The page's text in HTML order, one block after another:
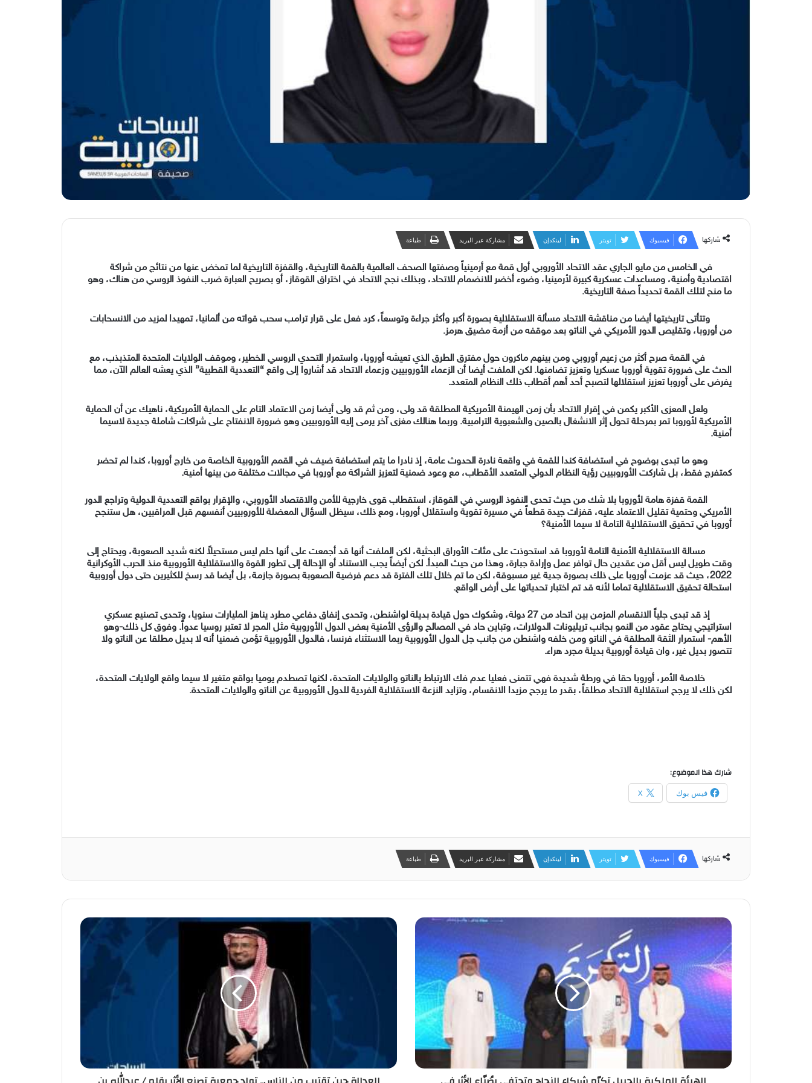
شاركها فيسبوك تويتر لينكدإن مشاركة عبر البريد طباعة
في الخامس من مايو الجاري عقد الاتحاد الأوروبي أول قمة مع أرمينياً وصفتها الصحف العالمية بالقمة التاريخية، والقفزة التاريخية لما تمخض عنها من نتائج من شراكة
اقتصادية وأمنية، ومساعدات عسكرية كبيرة لأرمينيا، وضوء أخضر للانضمام للاتحاد، وبذلك نجح الاتحاد في اختراق القوقاز، أو بصريح العبارة ضرب النفوذ الروسي من هناك، وهو
ما منح لتلك القمة تحديداً صفة التاريخية.
وتتأتى تاريخيتها أيضا من مناقشة الاتحاد مسألة الاستقلالية بصورة أكبر وأكثر جراءة وتوسعاً، كرد فعل على قرار ترامب سحب قواته من ألمانيا، تمهيدا لمزيد من الانسحابات
من أوروبا، وتقليص الدور الأمريكي في الناتو بعد موقفه من أزمة مضيق هرمز.
في القمة صرح أكثر من زعيم أوروبي ومن بينهم ماكرون حول مفترق الطرق الذي تعيشه أوروبا، واستمرار التحدي الروسي الخطير، وموقف الولايات المتحدة المتذبذب، مع
الحث على ضرورة تقوية أوروبا عسكريا وتعزيز تضامنها. لكن الملفت أيضا أن الزعماء الأوروبيين وزعماء الاتحاد قد أشاروا إلى واقع “التعددية القطبية” الذي يعشه العالم الآن، مما
يفرض على أوروبا تعزيز استقلالها لتصبح أحد أهم أقطاب ذلك النظام المتعدد.
ولعل المعزى الأكبر يكمن في إقرار الاتحاد بأن زمن الهيمنة الأمريكية المطلقة قد ولى، ومن ثم قد ولى أيضا زمن الاعتماد التام على الحماية الأمريكية، ناهيك عن أن الحماية
الأمريكية لأوروبا تمر بمرحلة تحول إثر الانشغال بالصين والشعبوية الترامبية. وربما هنالك مغزى آخر يرمى إليه الأوروبيين وهو ضرورة الانفتاح على شراكات شاملة جديدة لاسيما
أمنية.
وهو ما تبدى بوضوح في استضافة كندا للقمة في واقعة نادرة الحدوث عامة، إذ نادرا ما يتم استضافة ضيف في القمم الأوروبية الخاصة من خارج أوروبا، كندا لم تحضر
كمتفرج فقط، بل شاركت الأوروبيين رؤية النظام الدولي المتعدد الأقطاب، مع وعود ضمنية لتعزيز الشراكة مع أوروبا في مجالات مختلفة من بينها أمنية.
القمة قفزة هامة لأوروبا بلا شك من حيث تحدى النفوذ الروسي في القوقاز، استقطاب قوى خارجية للأمن والاقتصاد الأوروبي، والإقرار بواقع التعددية الدولية وتراجع الدور
الأمريكي وحتمية تقليل الاعتماد عليه، قفزات جيدة قطعاً في مسيرة تقوية واستقلال أوروبا، ومع ذلك، سيظل السؤال المعضلة للأوروبيين أنفسهم قبل المراقبين، هل ستنجح
أوروبا في تحقيق الاستقلالية التامة لا سيما الأمنية؟
مسالة الاستقلالية الأمنية التامة لأوروبا قد استحوذت على مئات الأوراق البحثية، لكن الملفت أنها قد أجمعت على أنها حلم ليس مستحيلاً لكنه شديد الصعوبة، ويحتاج إلى
وقت طويل ليس أقل من عقدين حال توافر عمل وإرادة جبارة، وهذا من حيث المبدأ. لكن أيضاً يجب الاستناد أو الإحالة إلى تطور القوة والاستقلالية الأوروبية منذ الحرب الأوكرانية
2022، حيث قد عزمت أوروبا على ذلك بصورة جدية غير مسبوقة، لكن ما تم خلال تلك الفترة قد دعم فرضية الصعوبة بصورة جازمة، بل أيضا قد رسخ للكثيرين حتى دول أوروبية
استحالة تحقيق الاستقلالية تماما لأنه قد تم اختبار تحدياتها على أرض الواقع.
إذ قد تبدى جلياً الانقسام المزمن بين اتحاد من 27
دولة، وشكوك حول قيادة بديلة لواشنطن، وتحدى إنفاق دفاعي مطرد يناهز المليارات سنويا، وتحدى تصنيع عسكري
استراتيجي يحتاج عقود من النمو بجانب تريليونات الدولارات، وتباين حاد في المصالح والرؤى الأمنية بعض الدول الأوروبية مثل المجر لا تعتبر روسيا عدواً. وفوق كل ذلك-وهو
الأهم- استمرار الثقة المطلقة في الناتو ومن خلفه واشنطن من جانب جل الدول الأوروبية ربما الاستثناء فرنسا، فالدول الأوروبية تؤمن ضمنيا أنه لا بديل مطلقا عن الناتو ولا
تتصور بديل غير، وان قيادة أوروبية بديلة مجرد هراء.
خلاصة الأمر، أوروبا حقا في ورطة شديدة فهي تتمنى فعليا عدم فك الارتباط بالناتو والولايات المتحدة، لكنها تصطدم يوميا بواقع متغير لا سيما واقع الولايات المتحدة،
لكن ذلك لا يرجح استقلالية الاتحاد مطلقاً، بقدر ما يرجح مزيدا الانقسام، وتزايد النزعة الاستقلالية الفردية للدول الأوروبية عن الناتو والولايات المتحدة.
شارك هذا الموضوع:
فيس بوك X
شاركها فيسبوك تويتر لينكدإن مشاركة عبر البريد طباعة